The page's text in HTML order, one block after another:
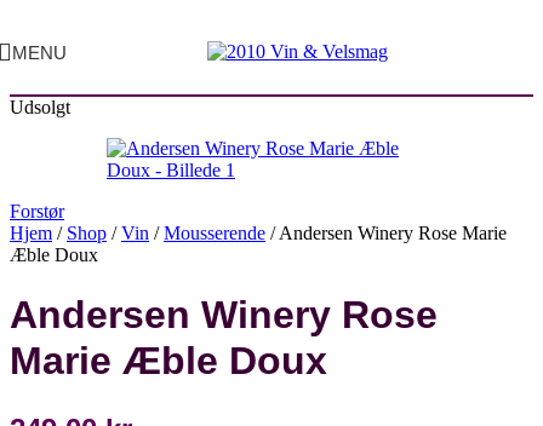
MENU
Udsolgt
Forstør
Hjem / Shop /Vin /Mousserende /Andersen Winery Rose Marie
Æble Doux
Andersen Winery Rose
Marie Æble Doux